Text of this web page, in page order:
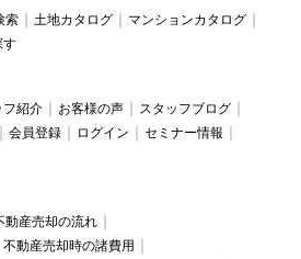
索 土地カタログ
マンションカタログ
す
フ紹介 お客様の声
スタッフブログ
会員登録 ログイン
セミナー情報
動産売却の流れ
不動産売却時の諸費用